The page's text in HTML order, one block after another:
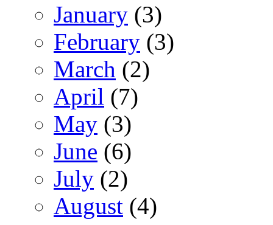
January (3)
February (3)
March (2)
April (7)
May (3)
June (6)
July (2)
August (4)